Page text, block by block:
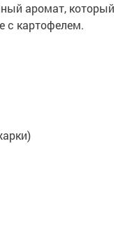
аромат, который
с картофелем.